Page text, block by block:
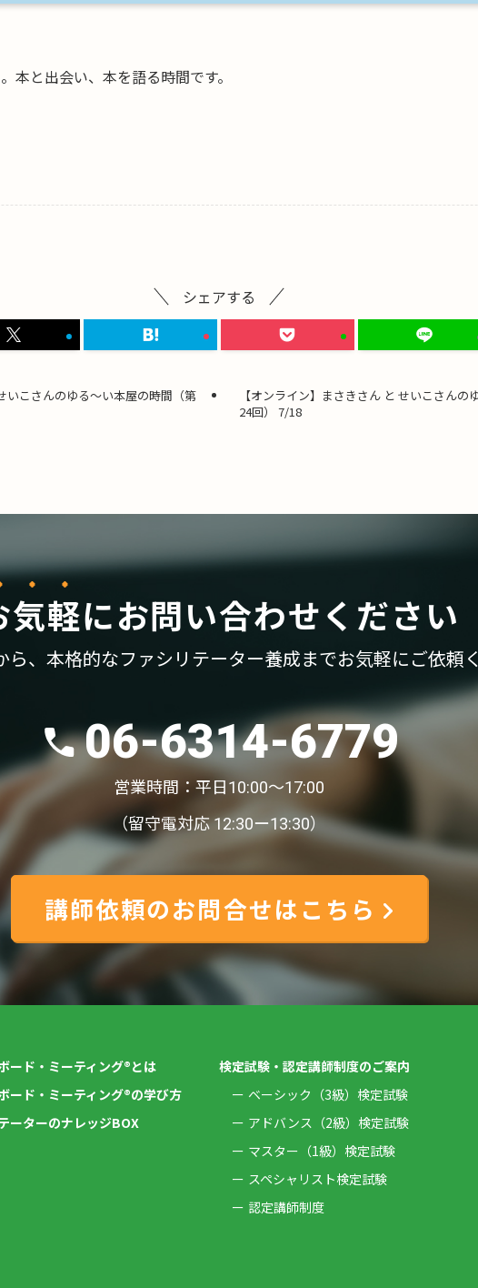
本と出会い、 本を語る時間です。
シェアする
いこさんのゆる〜い本屋の時間（第
【オンライン】まさきさん と せいこさんの
24回） 7/18
気軽にお問い合わせください
、 本格的なファシリテーター養成までお気軽にご依頼
06-6314-6779
営業時間：平日10:00〜17:00
（留守電対応 12:30ー13:30）
講師依頼のお問合せはこちら
ード・ミーティング®とは
ード・ミーティング®の学び方
ーターのナレッジBOX
検定試験・認定講師制度のご案内
ベーシック（3級）検定試験
アドバンス（2級）検定試験
マスター（1級）検定試験
スペシャリスト検定試験
認定講師制度